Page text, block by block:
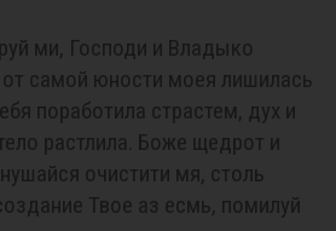
ми, Господи и Владыко
самой юности моея лишилась
поработила страстем, дух и
растлила. Боже щедрот и
очистити мя, столь
Твое аз есмь, помилуй